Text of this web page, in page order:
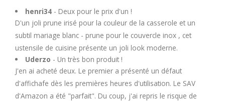
henri34- Deux pour le prix d'un !
D'un joli prune irisé pour la couleur de la casserole et un
subtil mariage blanc - prune pour le couvercle inox , cet
ustensile de cuisine présente un joli look moderne.
Uderzo - Un très bon produit !
J'en ai acheté deux. Le premier a présenté un défaut
d'affichafe dès les premières heures d'utilisation. Le SAV
d'Amazon a été "parfait". Du coup, j'ai repris le risque de